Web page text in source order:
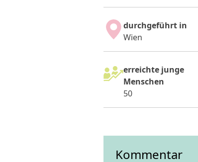
durchgeführt in
Wien
erreichte junge
Menschen
50
Kommentar